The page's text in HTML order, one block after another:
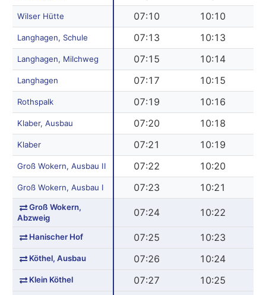
Wilser Hütte 07:10 10:10
Langhagen, Schule 07:13 10:13
Langhagen, Milchweg 07:15 10:14
Langhagen 07:17 10:15
Rothspalk 07:19 10:16
Klaber, Ausbau 07:20 10:18
Klaber 07:21 10:19
Groß Wokern, Ausbau II 07:22 10:20
Groß Wokern, Ausbau I 07:23 10:21
Groß Wokern,
Abzweig
07:24 10:22
Hanischer Hof 07:25 10:23
Köthel, Ausbau 07:26 10:24
Klein Köthel 07:27 10:25